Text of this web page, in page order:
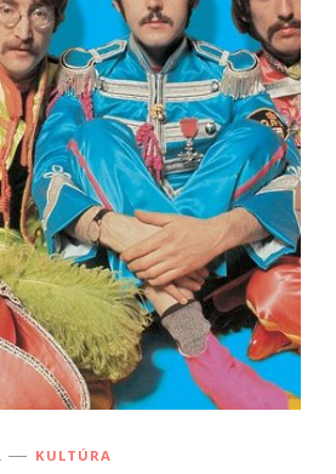
KULTÚRA